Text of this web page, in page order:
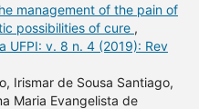
management of the pain of
possibilities of cure ,
UFPI: v. 8 n. 4 (2019): Rev
Irismar de Sousa Santiago,
Maria Evangelista de